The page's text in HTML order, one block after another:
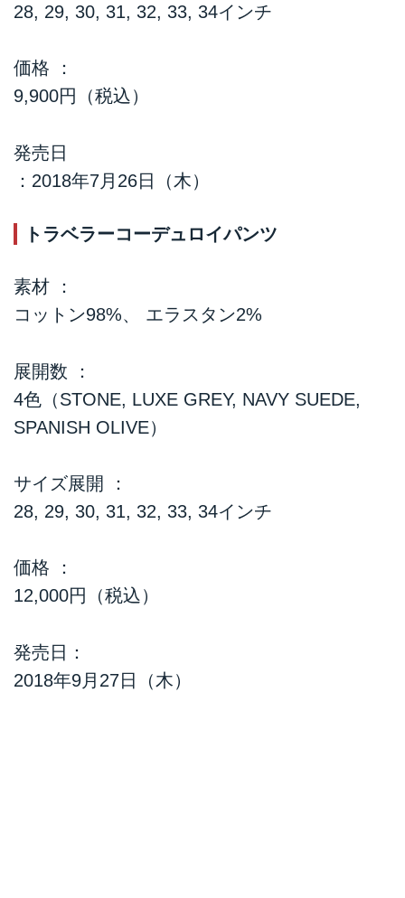
28, 29, 30, 31, 32, 33, 34インチ
価格 ：
9,900円（税込）
発売日
：2018年7月26日（木）
トラベラーコーデュロイパンツ
素材 ：
コットン98%、 エラスタン2%
展開数 ：
4色（STONE, LUXE GREY, NAVY SUEDE,
SPANISH OLIVE）
サイズ展開 ：
28, 29, 30, 31, 32, 33, 34インチ
価格 ：
12,000円（税込）
発売日：
2018年9月27日（木）